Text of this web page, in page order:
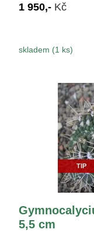
1 950,- Kč
skladem (1 ks)
TIP
5,5 cm